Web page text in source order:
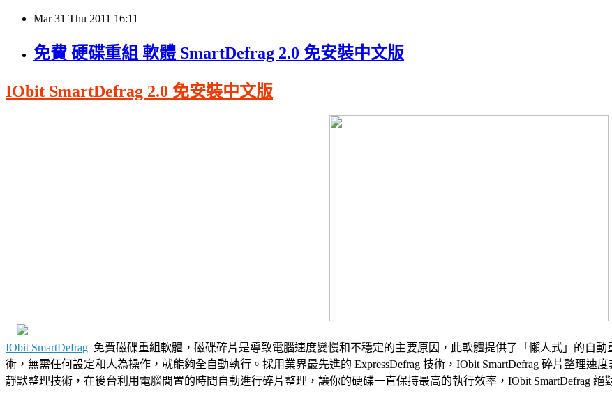
Mar 31 Thu 2011 16:11
免費 硬碟重組 軟體 SmartDefrag 2.0 免安裝中文版
IObit SmartDefrag 2.0 免安裝中文版
IObit SmartDefrag–免費磁碟重組軟體，磁碟碎片是導致電腦速度變慢和不穩定的主要原因，此軟體提供了「懶人式」的自
術，無需任何設定和人為操作，就能夠全自動執行。採用業界最先進的 ExpressDefrag 技術，IObit SmartDefrag 碎片整理
靜默整理技術，在後台利用電腦閒置的時間自動進行碎片整理，讓你的硬碟一直保持最高的執行效率，IObit SmartDefrag